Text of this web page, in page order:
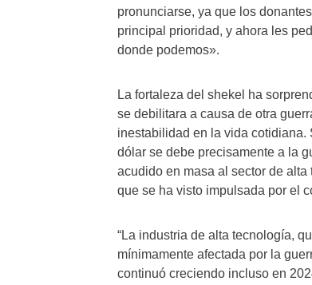
pronunciarse, ya que los
principal prioridad, y ahora les
donde podemos».
La fortaleza del shekel ha
se debilitara a causa de otra
inestabilidad en la vida cotidiana.
dólar se debe precisamente a la
acudido en masa al sector de
que se ha visto impulsada por el
“La industria de alta tecnología,
mínimamente afectada por la
continuó creciendo incluso en